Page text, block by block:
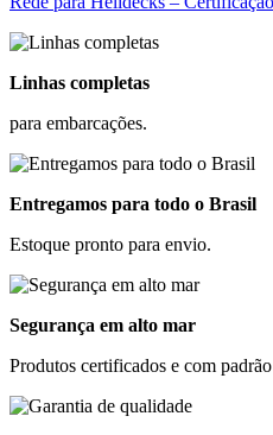
Linhas completas
para embarcações.
Entregamos para todo o Brasil
Estoque pronto para envio.
Segurança em alto mar
Produtos certificados e com